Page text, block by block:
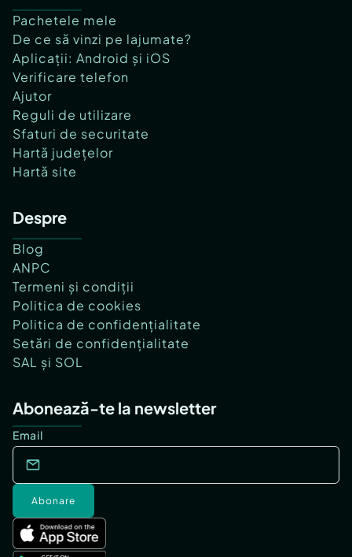
Pachetele mele
De ce să vinzi pe lajumate?
Aplicații: Android și iOS
Verificare telefon
Ajutor
Reguli de utilizare
Sfaturi de securitate
Hartă județelor
Hartă site
Despre
Blog
ANPC
Termeni și condiții
Politica de cookies
Politica de confidențialitate
Setări de confidențialitate
SAL și SOL
Abonează-te la newsletter
Email
Abonare